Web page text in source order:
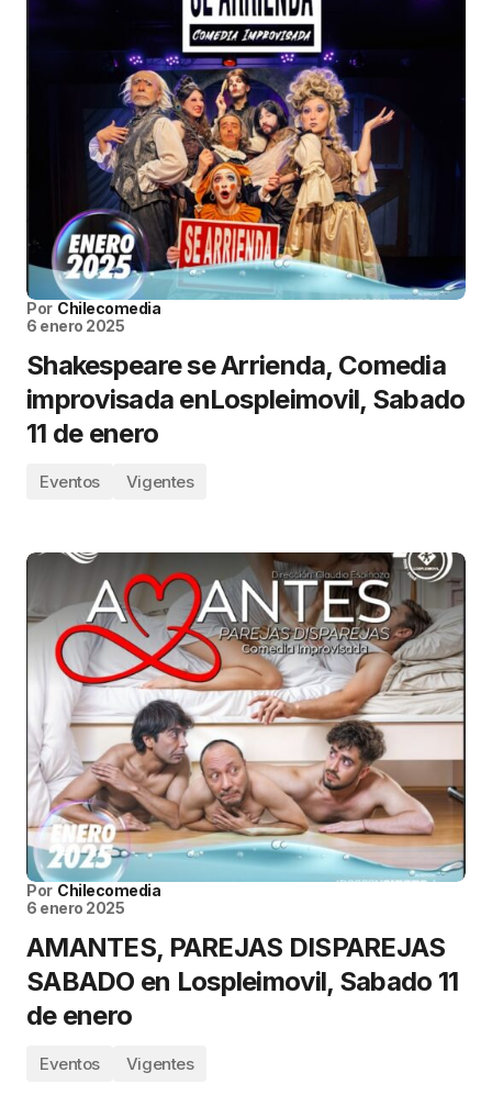
Por Chilecomedia
6 enero 2025
Shakespeare se Arrienda, Comedia
improvisada enLospleimovil, Sabado
11 de enero
Eventos Vigentes
Por Chilecomedia
6 enero 2025
AMANTES, PAREJAS DISPAREJAS
SABADO en Lospleimovil, Sabado 11
de enero
Eventos Vigentes